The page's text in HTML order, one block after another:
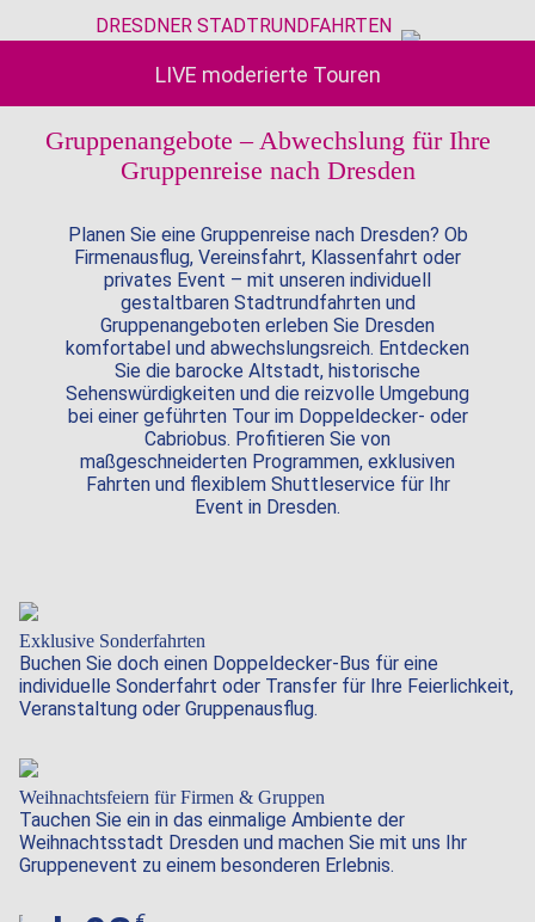
DRESDNER STADTRUNDFAHRTEN
LIVE moderierte Touren
Gruppenangebote – Abwechslung für Ihre
Gruppenreise nach Dresden
Planen Sie eine Gruppenreise nach Dresden? Ob
Firmenausflug, Vereinsfahrt, Klassenfahrt oder
privates Event – mit unseren individuell
gestaltbaren Stadtrundfahrten und
Gruppenangeboten erleben Sie Dresden
komfortabel und abwechslungsreich. Entdecken
Sie die barocke Altstadt, historische
Sehenswürdigkeiten und die reizvolle Umgebung
bei einer geführten Tour im Doppeldecker- oder
Cabriobus. Profitieren Sie von
maßgeschneiderten Programmen, exklusiven
Fahrten und flexiblem Shuttleservice für Ihr
Event in Dresden.
Exklusive Sonderfahrten
Buchen Sie doch einen Doppeldecker-Bus für eine
individuelle Sonderfahrt oder Transfer für Ihre Feierlichkeit,
Veranstaltung oder Gruppenausflug.
Weihnachtsfeiern für Firmen & Gruppen
Tauchen Sie ein in das einmalige Ambiente der
Weihnachtsstadt Dresden und machen Sie mit uns Ihr
Gruppenevent zu einem besonderen Erlebnis.